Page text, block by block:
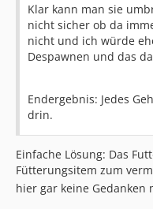
Klar kann man sie
nicht sicher ob da
nicht und ich würde
Despawnen und das
Endergebnis: Jedes
drin.
Einfache Lösung: Das
Fütterungsitem zum
hier gar keine Gedanken